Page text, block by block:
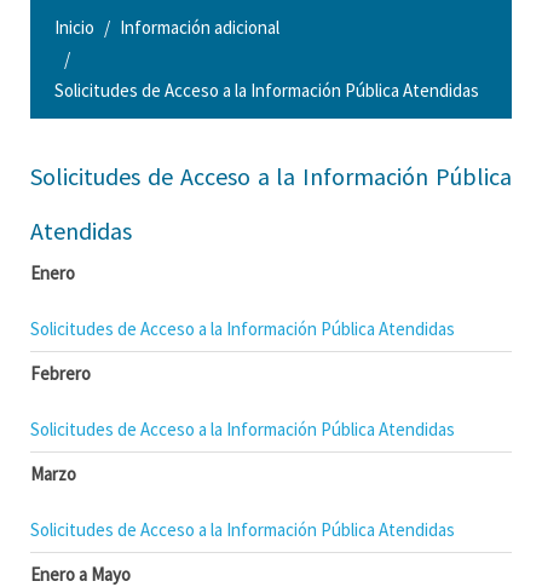
Inicio Información adicional
Solicitudes de Acceso a la Información Pública Atendidas
Solicitudes de Acceso a la Información Pública
Atendidas
Enero
Solicitudes de Acceso a la Información Pública Atendidas
Febrero
Solicitudes de Acceso a la Información Pública Atendidas
Marzo
Solicitudes de Acceso a la Información Pública Atendidas
Enero a Mayo